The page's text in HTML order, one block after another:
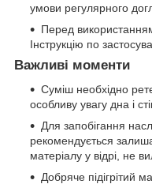
умови регулярного
Перед
Інструкцію по
Важливі моменти
Суміш необхідно
особливу увагу дна і
Для запобігання
рекомендується
матеріалу у відрі, не
Добряче підігрітий